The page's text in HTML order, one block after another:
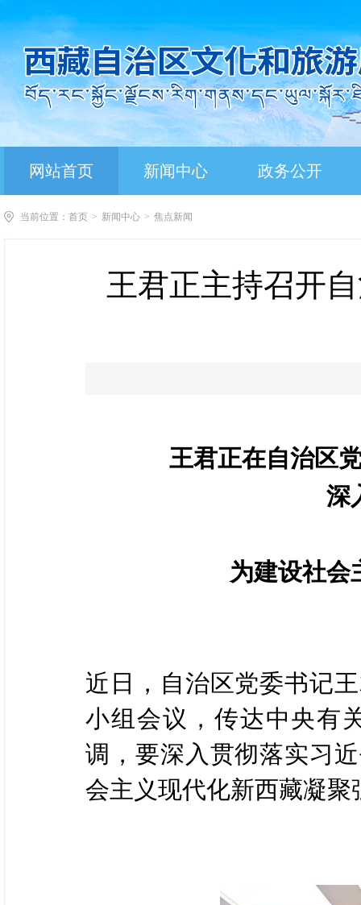
网站首页 新闻中心 政务公开
当前位置： 首页 > 新闻中心 > 焦点新闻
王君正主持召开
王君正在自治区
深
为建设社会
近日，自治区党委书记
小组会议，传达中央有
调，要深入贯彻落实习
会主义现代化新西藏凝聚